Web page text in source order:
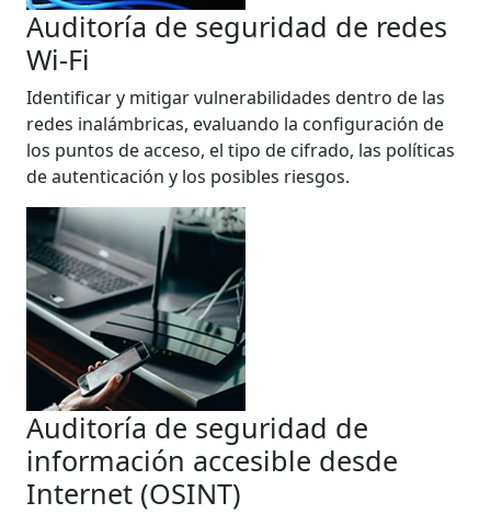
Auditoría de seguridad de redes
Wi-Fi
Identificar y mitigar vulnerabilidades dentro de las
redes inalámbricas, evaluando la configuración de
los puntos de acceso, el tipo de cifrado, las políticas
de autenticación y los posibles riesgos.
Auditoría de seguridad de
información accesible desde
Internet (OSINT)